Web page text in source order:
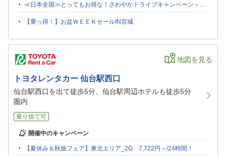
≪日本全国≫とってもお得な！さわやかドライブキャンペーン～オンライン決済にも対応～
【乗っ得！】お盆ＷＥＥＫセールIN宮城
地図を見る
トヨタレンタカー 仙台駅西口
仙台駅西口を出て徒歩5分、仙台駅周辺ホテルも徒歩5分
圏内
乗り捨て可
開催中のキャンペーン
【夏休み＆秋旅フェア】東北エリア_2G 7,722円～/24時間！